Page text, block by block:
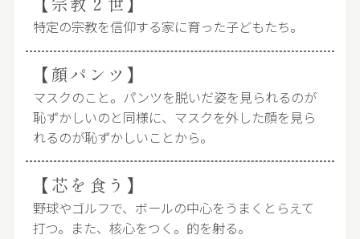
特定の宗教を信仰する家に育った子どもたち。
【顔パンツ】
マスクのこと。パンツを脱いだ姿を見られるのが
恥ずかしいのと同様に、マスクを外した顔を見ら
れるのが恥ずかしいことから。
【芯を食う】
野球やゴルフで、ボールの中心をうまくとらえて
打つ。また、核心をつく。的を射る。